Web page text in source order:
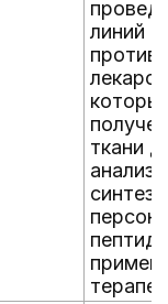
линий
ткани